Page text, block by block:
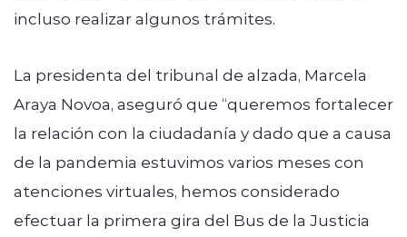
incluso realizar algunos trámites.
La presidenta del tribunal de alzada, Marcela
Araya Novoa, aseguró que “queremos fortalecer
la relación con la ciudadanía y dado que a causa
de la pandemia estuvimos varios meses con
atenciones virtuales, hemos considerado
efectuar la primera gira del Bus de la Justicia